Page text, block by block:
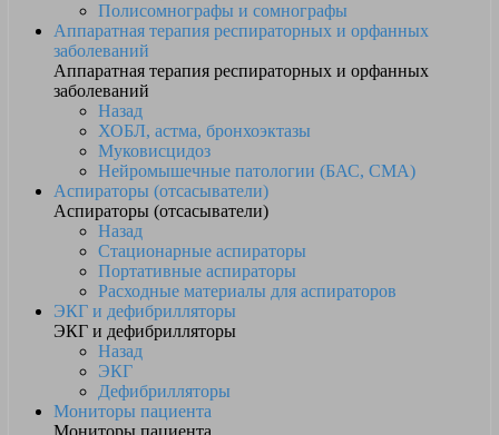
Полисомнографы и сомнографы
Аппаратная терапия респираторных и орфанных
заболеваний
Аппаратная терапия респираторных и орфанных
заболеваний
Назад
ХОБЛ, астма, бронхоэктазы
Муковисцидоз
Нейромышечные патологии (БАС, СМА)
Аспираторы (отсасыватели)
Аспираторы (отсасыватели)
Назад
Стационарные аспираторы
Портативные аспираторы
Расходные материалы для аспираторов
ЭКГ и дефибрилляторы
ЭКГ и дефибрилляторы
Назад
ЭКГ
Дефибрилляторы
Мониторы пациента
Мониторы пациента